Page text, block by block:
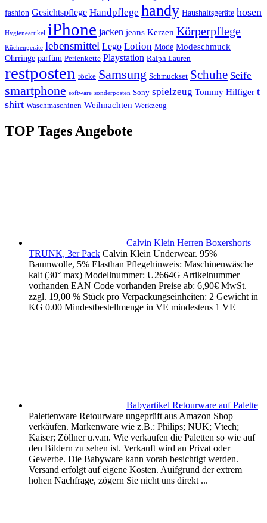
fashion Gesichtspflege Handpflege handy Haushaltsgeräte hosen
Hygieneartikel iPhone jacken jeans Kerzen Körperpflege
Küchengeräte lebensmittel Lego Lotion Mode Modeschmuck
Ohrringe parfüm Perlenkette Playstation Ralph Lauren
restposten röcke Samsung Schmuckset Schuhe Seife
smartphone software sonderposten Sony spielzeug Tommy Hilfiger t
shirt Waschmaschinen Weihnachten Werkzeug
TOP Tages Angebote
Calvin Klein Herren Boxershorts
TRUNK, 3er Pack Calvin Klein Underwear. 95%
Baumwolle, 5% Elasthan Pflegehinweis: Maschinenwäsche
kalt (30° max) Modellnummer: U2664G Artikelnummer
vorhanden EAN Code vorhanden Preise ab: 6,90€ MwSt.
zzgl. 19,00 % Stück pro Verpackungseinheiten: 2 Gewicht in
KG 0.00 Mindestbestellmenge in VE mindestens 1 VE
Babyartikel Retourware auf Palette
Palettenware Retourware ungeprüft aus Amazon Shop
verkäufen. Markenware wie z.B.: Philips; NUK; Vtech;
Kaiser; Zöllner u.v.m. Wie verkaufen die Paletten so wie auf
den Bildern zu sehen ist. Verkauft wird an Privat oder
Gewerbe. Die Babyware kann vorab besichtigt werden.
Versand erfolgt auf eigene Kosten. Auifgrund der extrem
hohen Nachfrage, zögern Sie nicht uns direkt ...